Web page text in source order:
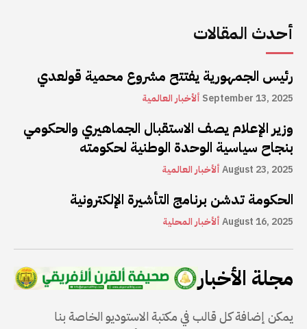
أحدث المقالات
رئيس الجمهورية يفتتح مشروع محمية قولعدي
ألأخبار العالمية September 13, 2025
وزير الإعلام يصف الاستقبال الجماهيري والحكومي
بنجاح سياسية الوحدة الوطنية لحكومته
ألأخبار العالميةAugust 23, 2025
الحكومة تدشن برنامج التأشيرة الإلكترونية
ألأخبار المحليةAugust 16, 2025
مجلة الأخبار
يمكن إضافة كل قالب في مكتبة الاستوديو الخاصة بنا